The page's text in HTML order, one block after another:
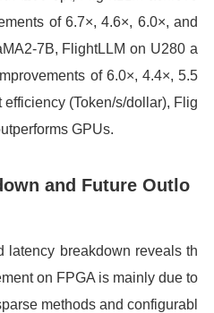
of 6.7×, 4.6×, 6.0×, and
7B, FlightLLM on U280 a
of 6.0×, 4.4×, 5.5
efficiency (Token/s/dollar), Flig
GPUs.
and Future Outlo
latency breakdown reveals th
on FPGA is mainly due to
methods and configurabl